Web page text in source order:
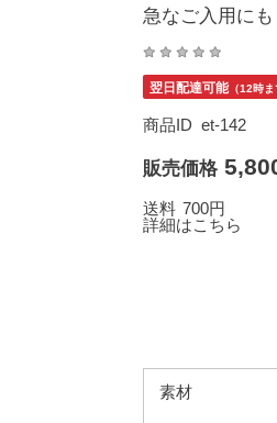
急なご入用に
翌日配達可能（12時ま
商品ID et-142
販売価格
送料 700円
詳細はこちら
素材